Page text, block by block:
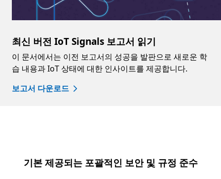
최신 버전 IoT Signals 보고서 읽기
이 문서에서는 이전 보고서의 성공을 발판으로 새로운 학
습 내용과 IoT 상태에 대한 인사이트를 제공합니다.
보고서 다운로드
기본 제공되는 포괄적인 보안 및 규정 준수